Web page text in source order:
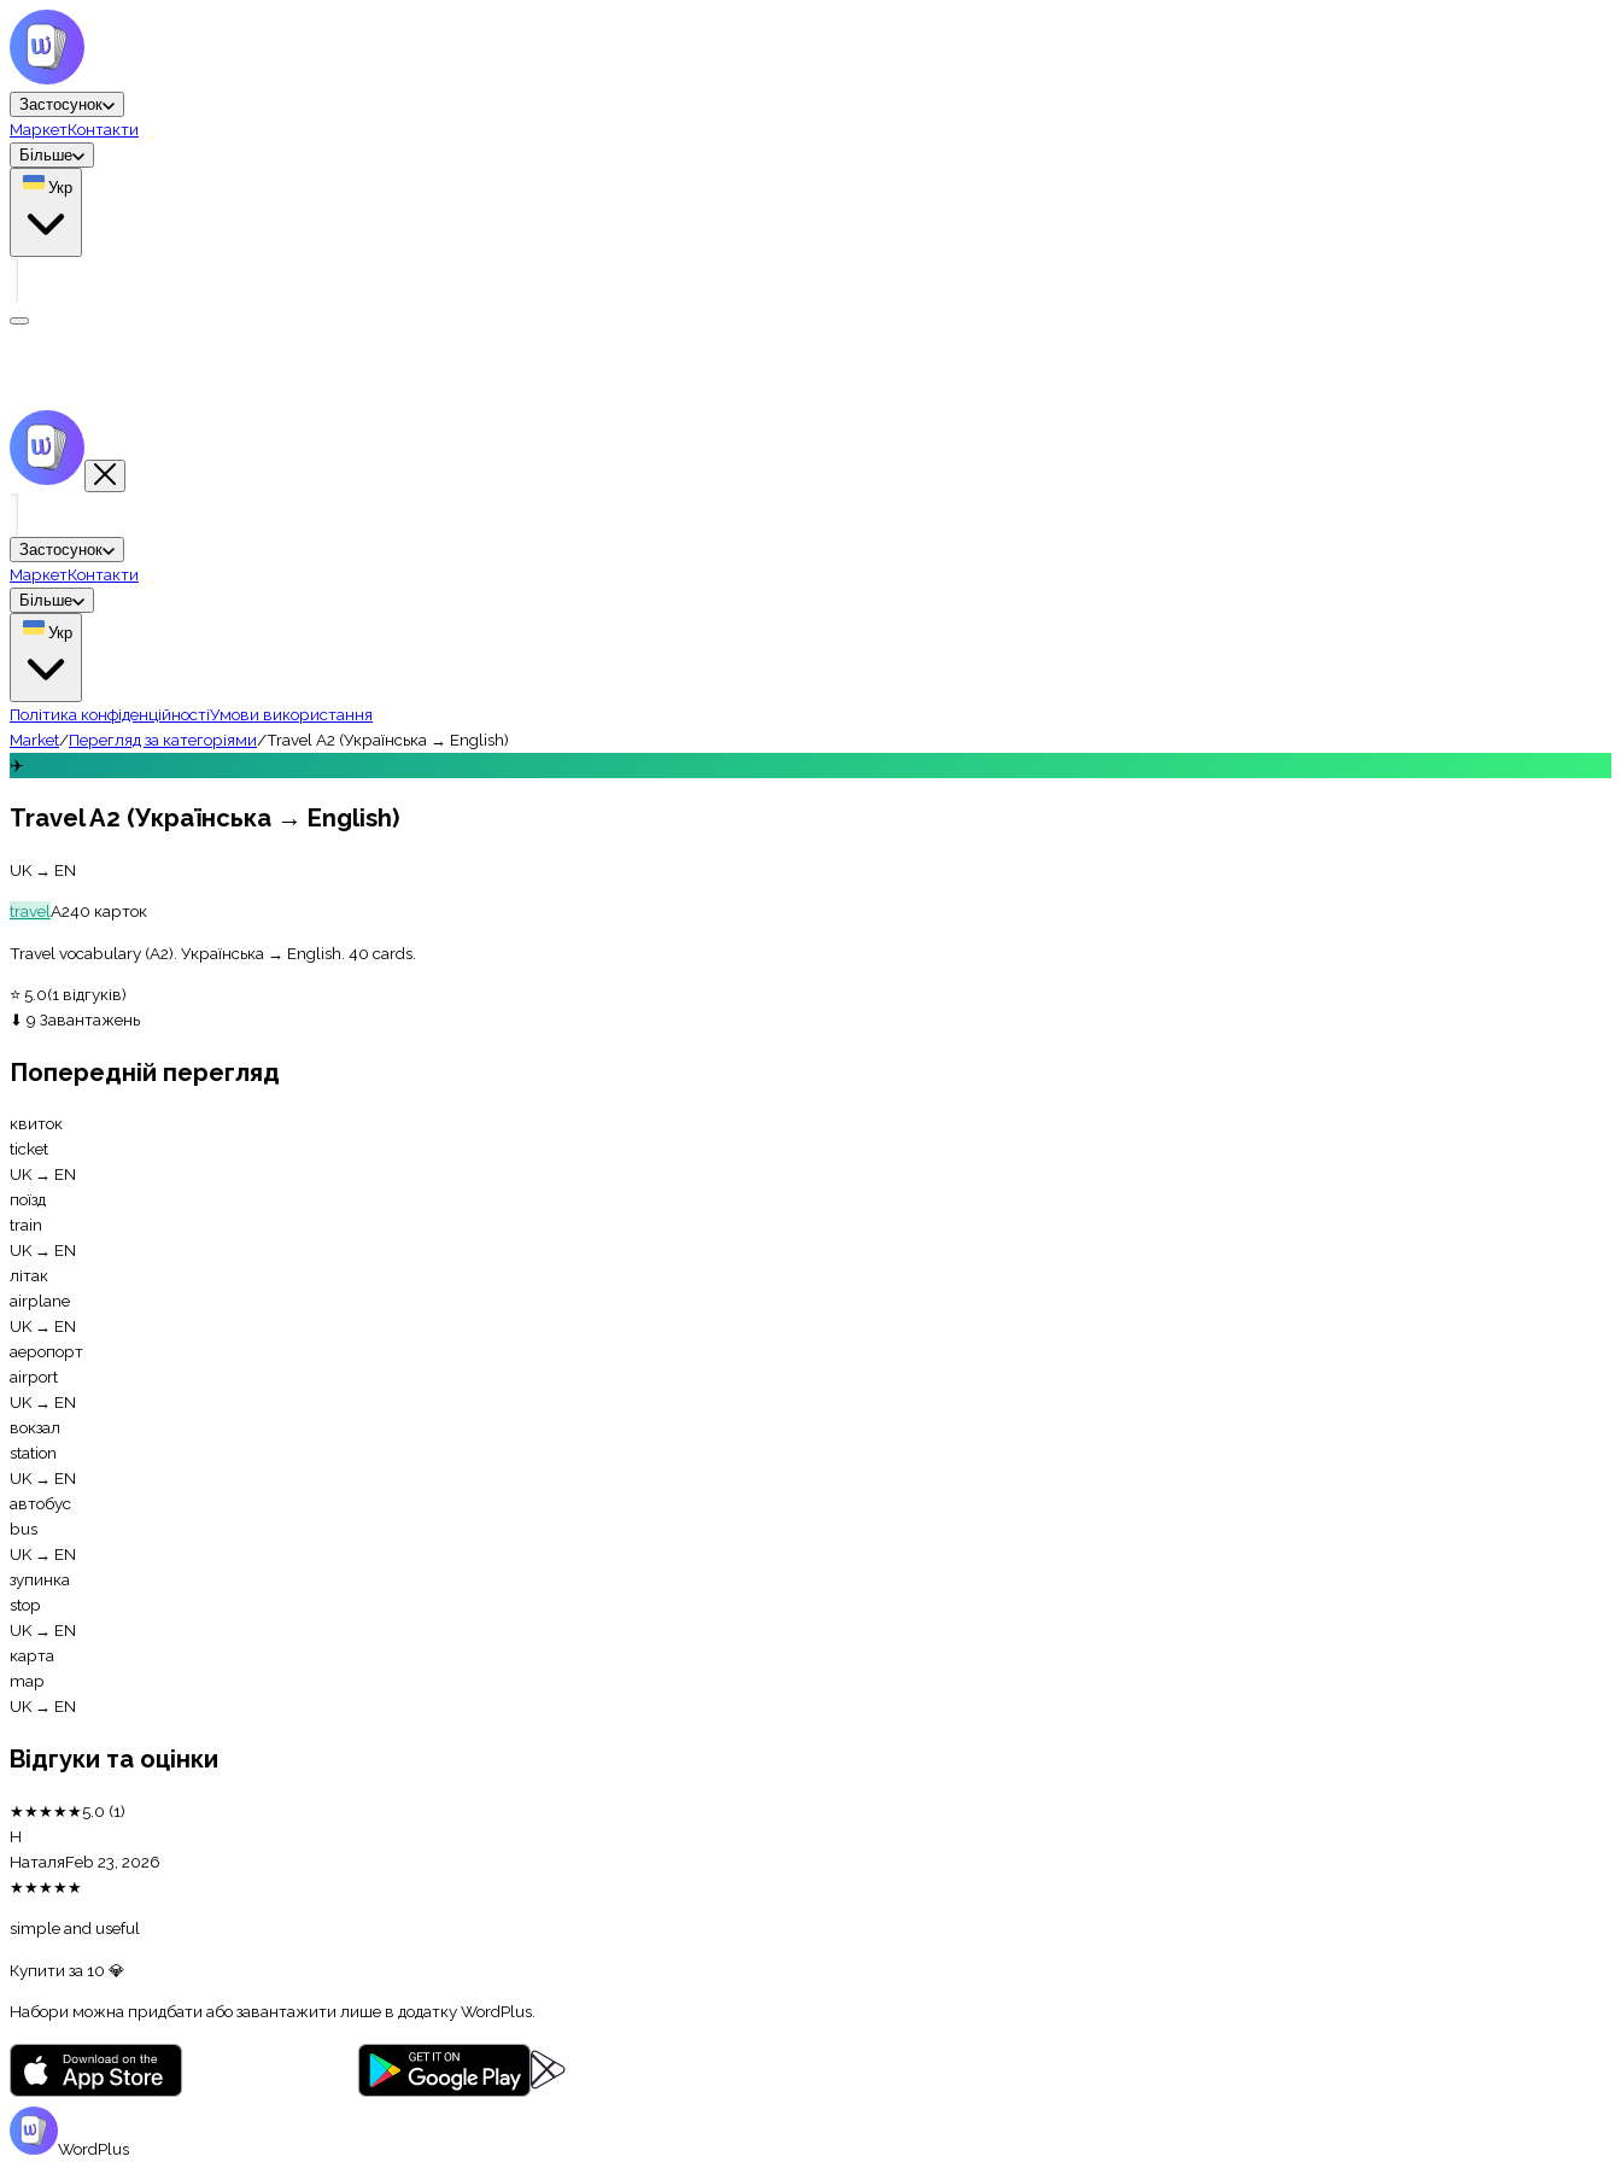
Застосунок
МаркетКонтакти
Більше
Укр
Застосунок
МаркетКонтакти
Більше
Укр
Політика конфіденційностіУмови використання
Market/Перегляд за категоріями/Travel A2 (Українська → English)
✈️
Travel A2 (Українська → English)
UK → EN
travelA240 карток
Travel vocabulary (A2). Українська → English. 40 cards.
⭐5.0(1 відгуків)
⬇ 9 Завантажень
Попередній перегляд
квиток
ticket
UK→ EN
поїзд
train
UK→ EN
літак
airplane
UK→ EN
аеропорт
airport
UK→ EN
вокзал
station
UK→ EN
автобус
bus
UK→ EN
зупинка
stop
UK→ EN
карта
map
UK→ EN
Відгуки та оцінки
★★★★★5.0 (1)
Н
НаталяFeb 23, 2026
★★★★★
simple and useful
Купити за 10 💎
Набори можна придбати або завантажити лише в додатку WordPlus.
WordPlus